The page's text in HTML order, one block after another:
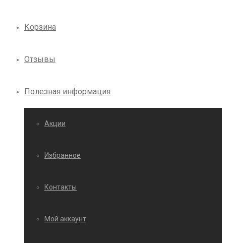
Корзина
Отзывы
Полезная информация
Акции
Избранное
Контакты
Мой аккаунт